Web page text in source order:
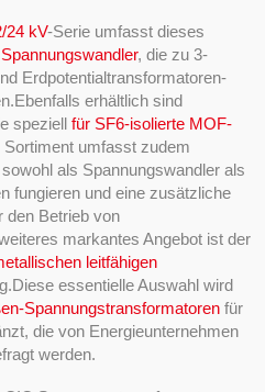
24 kV-Serie umfasst dieses
, die zu 3-
Erdpotentialtransformatoren-
erhältlich sind
speziell für SF6-isolierte MOF-
umfasst zudem
als Spannungswandler als
fungieren und eine zusätzliche
den Betrieb von
markantes Angebot ist der
leitfähigen
essentielle Auswahl wird
Spannungstransformatoren für
die von Energieunternehmen
werden.